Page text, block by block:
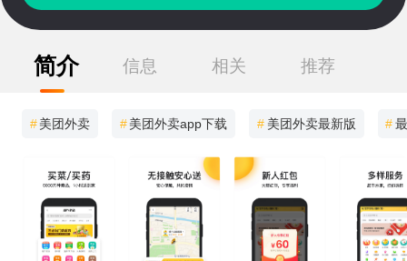
简介 信息 相关 推荐
#美团外卖 #美团外卖app下载 # 美团外卖最新版 #